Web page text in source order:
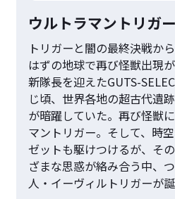
ウルトラマントリガ
トリガーと闇の最終決戦か
はずの地球で再び怪獣出現
新隊長を迎えたGUTS-
じ頃、世界各地の超古代遺
が暗躍していた。再び怪獣
マントリガー。そして、時
ゼットも駆けつけるが、そ
ざまな思惑が絡み合う中、
人・イーヴィルトリガーが